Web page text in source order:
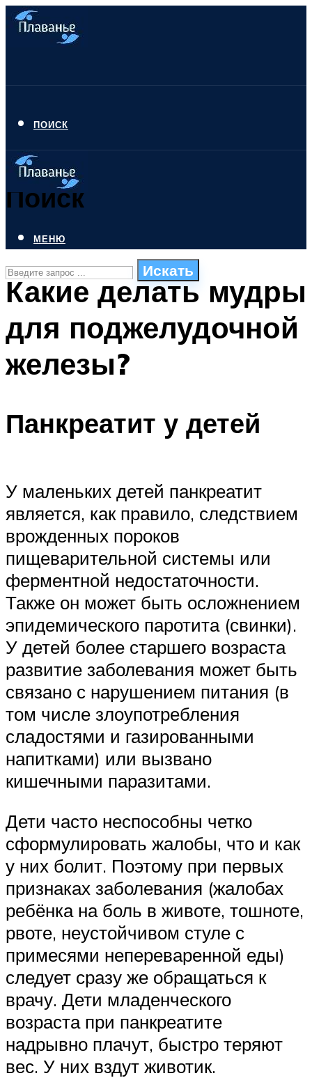
ПОИСК
Поиск
Искать
СТИЛИ ПЛАВАНЬЯ
ПЛАВАНЬЕ ДЛЯ ДЕТЕЙ
БАССЕЙН ДЛЯ ДОМА
МЕНЮ
МЕНЮ
Какие делать мудры
для поджелудочной
железы?
Панкреатит у детей
У маленьких детей панкреатит
является, как правило, следствием
врожденных пороков
пищеварительной системы или
ферментной недостаточности.
Также он может быть осложнением
эпидемического паротита (свинки).
У детей более старшего возраста
развитие заболевания может быть
связано с нарушением питания (в
том числе злоупотребления
сладостями и газированными
напитками) или вызвано
кишечными паразитами.
Дети часто неспособны четко
сформулировать жалобы, что и как
у них болит. Поэтому при первых
признаках заболевания (жалобах
ребёнка на боль в животе, тошноте,
рвоте, неустойчивом стуле с
примесями непереваренной еды)
следует сразу же обращаться к
врачу. Дети младенческого
возраста при панкреатите
надрывно плачут, быстро теряют
вес. У них вздут животик.